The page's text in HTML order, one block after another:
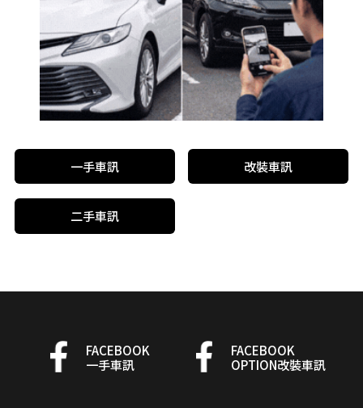
一手車訊 改裝車訊
二手車訊
FACEBOOK
一手車訊
FACEBOOK
OPTION改裝車訊